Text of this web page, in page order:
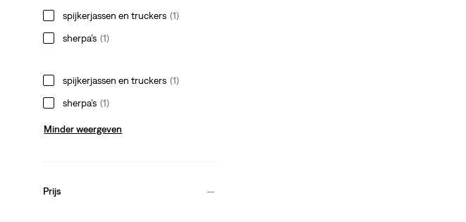
spijkerjassen en truckers (1)
sherpa’s (1)
spijkerjassen en truckers (1)
sherpa’s (1)
Minder weergeven
Prijs